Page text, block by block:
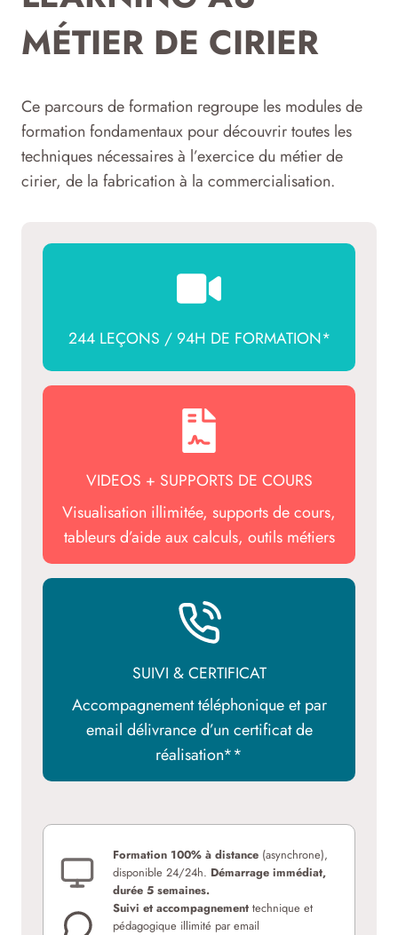
MÉTIER DE CIRIER
Ce parcours de formation regroupe les modules de
formation fondamentaux pour découvrir toutes les
techniques nécessaires à l’exercice du métier de
cirier, de la fabrication à la commercialisation.
244 LEÇONS / 94H DE FORMATION*
VIDEOS + SUPPORTS DE COURS
Visualisation illimitée, supports de cours,
tableurs d’aide aux calculs, outils métiers
SUIVI & CERTIFICAT
Accompagnement téléphonique et par
email délivrance d’un certificat de
réalisation**
Formation 100% à distance (asynchrone),
disponible 24/24h. Démarrage immédiat,
durée 5 semaines.
Suivi et accompagnement technique et
pédagogique illimité par email